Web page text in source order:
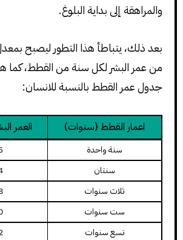
والمراهقة إلى بداية البلوغ.
بعد ذلك، يتباطأ هذا التطور ليصبح
من عمر البشر لكل سنة من القطط، كما
جدول عمر القطط بالنسبة للانسان:
اعمار القطط (سنوات) العمر
سنة واحدة
سنتان
ثلاث سنوات
ست سنوات
تسع سنوات